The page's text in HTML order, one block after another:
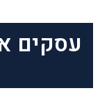
עסקים